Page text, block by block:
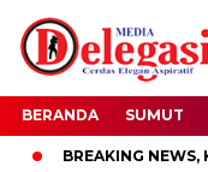
BERANDA SUMUT
BREAKING